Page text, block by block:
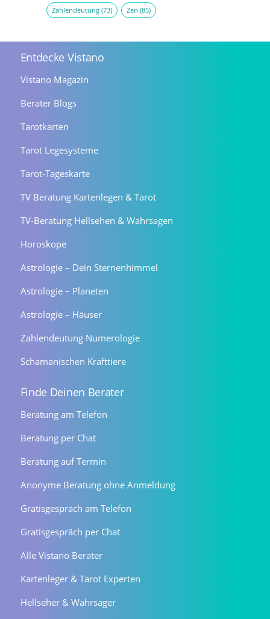
Zahlendeutung(73) Zen (85)
Entdecke Vistano
Vistano Magazin
Berater Blogs
Tarotkarten
Tarot Legesysteme
Tarot-Tageskarte
TV Beratung Kartenlegen & Tarot
TV-Beratung Hellsehen & Wahrsagen
Horoskope
Astrologie – Dein Sternenhimmel
Astrologie – Planeten
Astrologie – Häuser
Zahlendeutung Numerologie
Schamanischen Krafttiere
Finde Deinen Berater
Beratung am Telefon
Beratung per Chat
Beratung auf Termin
Anonyme Beratung ohne Anmeldung
Gratisgespräch am Telefon
Gratisgespräch per Chat
Alle Vistano Berater
Kartenleger & Tarot Experten
Hellseher & Wahrsager